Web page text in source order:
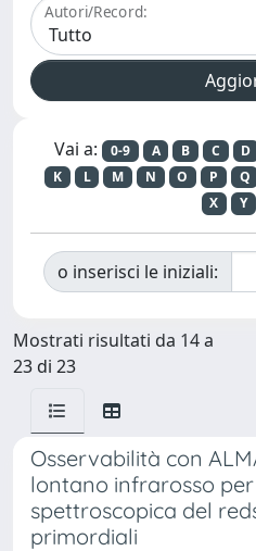
Autori/Record:
Vai a: 0-9 A B C D
K
L M N O P Q
X
Y
o inserisci le iniziali:
Mostrati risultati da 14 a
23 di 23
Osservabilità con
lontano infrarosso
spettroscopica del
primordiali